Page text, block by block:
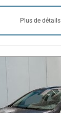
Plus de détails